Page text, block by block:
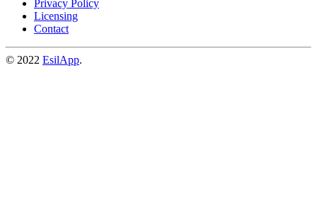
Privacy Policy
Licensing
Contact
© 2022 EsilApp.